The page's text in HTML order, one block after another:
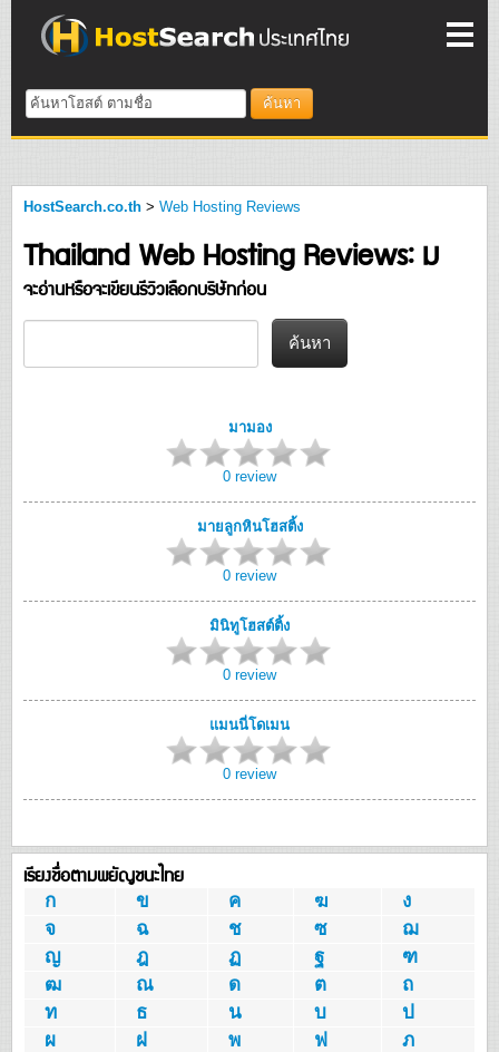
ค้นหา
HostSearch.co.th > Web Hosting Reviews
Thailand Web Hosting Reviews: ม
จะอ่านหรือจะเขียนรีวิวเลือกบริษัทก่อน
มามอง
0 review
มายลูกหินโฮสติ้ง
0 review
มินิทูโฮสต์ติ้ง
0 review
แมนนี่โดเมน
0 review
เรียงชื่อตามพยัญชนะไทย
ก ข ค ฆ
ง
จ
ฉ ช ซ
ฌ
ญ
ฎ ฏ ฐ
ฑ
ฒ
ณ ด ต
ถ
ท
ธ น บ
ป
ผ
ฝ พ ฟ
ภ